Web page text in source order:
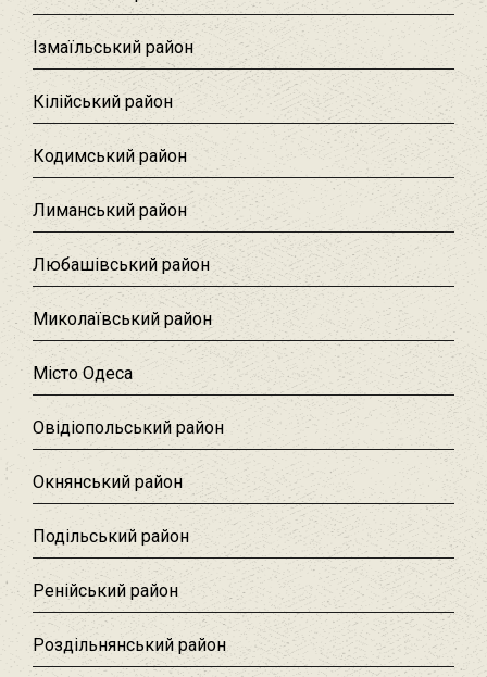
Ізмаїльський район
Кілійський район
Кодимський район
Лиманський район
Любашівський район‎
Миколаївський район
Місто Одеса
Овідіопольський район‎
Окнянський район
Подільський район
Ренійський район
Роздільнянський район